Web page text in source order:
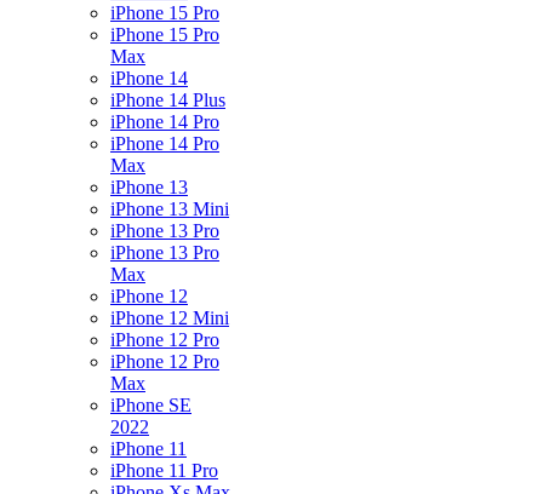
iPhone 15 Pro
iPhone 15 Pro
Max
iPhone 14
iPhone 14 Plus
iPhone 14 Pro
iPhone 14 Pro
Max
iPhone 13
iPhone 13 Mini
iPhone 13 Pro
iPhone 13 Pro
Max
iPhone 12
iPhone 12 Mini
iPhone 12 Pro
iPhone 12 Pro
Max
iPhone SE
2022
iPhone 11
iPhone 11 Pro